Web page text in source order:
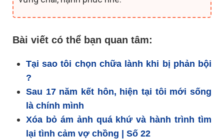
Bài viết có thể bạn quan tâm:
Tại sao tôi chọn chữa lành khi bị phản bội
?
Sau 17 năm kết hôn, hiện tại tôi mới sống
là chính mình
Xóa bỏ ám ảnh quá khứ và hành trình tìm
lại tình cảm vợ chồng | Số 22